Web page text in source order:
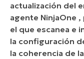
actualización del
agente NinjaOne
el que escanea e
la configuración
la coherencia de